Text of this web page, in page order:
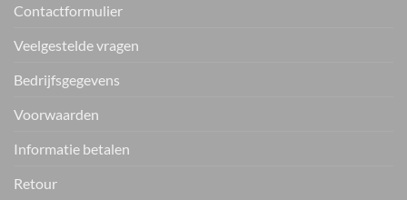
Contactformulier
Veelgestelde vragen
Bedrijfsgegevens
Voorwaarden
Informatie betalen
Retour